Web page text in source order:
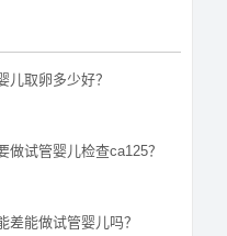
儿取卵多少好？
做试管婴儿检查ca125？
差能做试管婴儿吗？